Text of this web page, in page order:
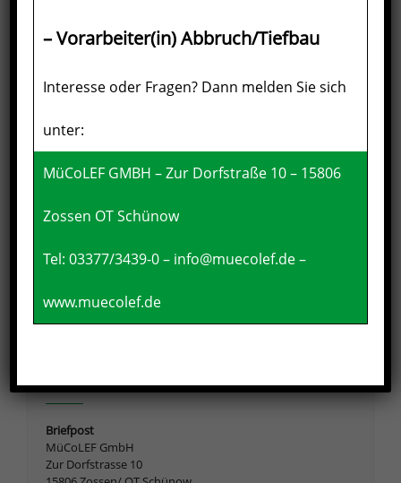
KONTAKT
Briefpost
MüCoLEF GmbH
Zur Dorfstrasse 10
– Vorarbeiter(in) Abbruch/Tiefbau
Interesse oder Fragen? Dann melden Sie sich
unter:
MüCoLEF GMBH – Zur Dorfstraße 10 – 15806
Zossen OT Schünow
Tel:03377/3439-0– info@muecolef.de–
www.muecolef.de